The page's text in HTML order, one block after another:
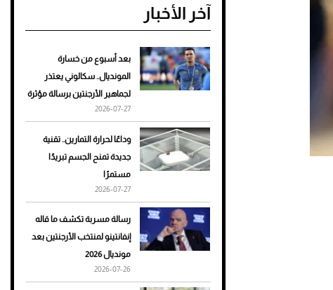
تمنحك فخامة استثنائية
هوى الأبطال
أفضل تدريج للشعر الطويل
لإطلالة جريئة وعصرية
للرجال
آخر الأخبار
بعد أسبوع من خسارة
المونديال.. سكالوني يعتذر
لجماهير الأرجنتين برسالة مؤثرة
2026-07-27
وداعًا لحرارة التمارين.. تقنية
جديدة تمنح الجسم تبريدًا
مستمرًا
2026-07-27
رسالة مسربة تكشف ما قاله
إنفانتينو لمنتخب الأرجنتين بعد
مونديال 2026
2026-07-26